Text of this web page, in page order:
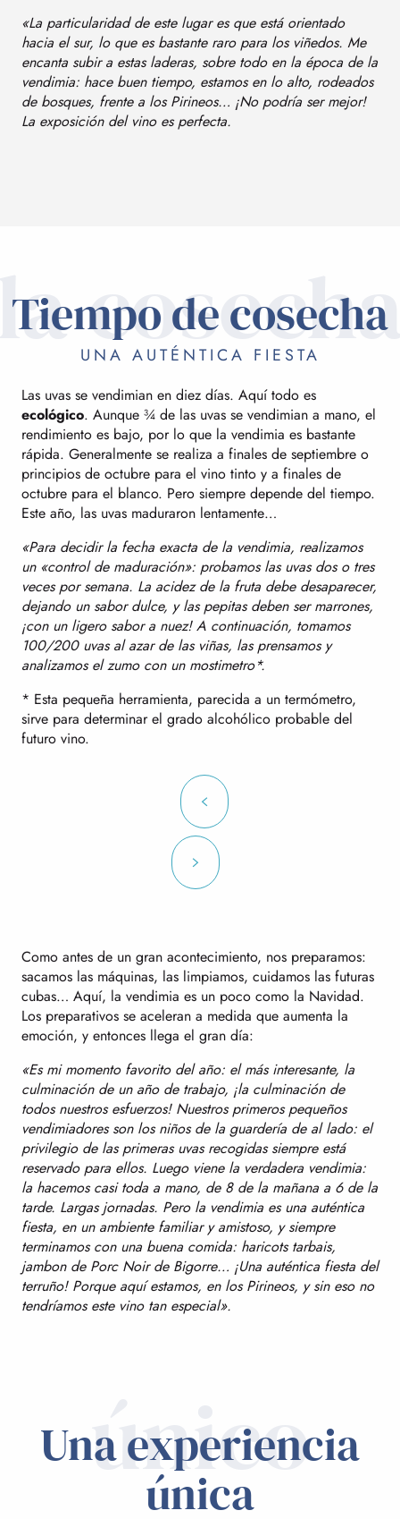
«La particularidad de este lugar es que está orientado
hacia el sur, lo que es bastante raro para los viñedos. Me
encanta subir a estas laderas, sobre todo en la época de la
vendimia: hace buen tiempo, estamos en lo alto, rodeados
de bosques, frente a los Pirineos… ¡No podría ser mejor!
La exposición del vino es perfecta.
Tiempo de cosecha
UNA AUTÉNTICA FIESTA
Las uvas se vendimian en diez días. Aquí todo es
ecológico. Aunque ¾ de las uvas se vendimian a mano, el
rendimiento es bajo, por lo que la vendimia es bastante
rápida. Generalmente se realiza a finales de septiembre o
principios de octubre para el vino tinto y a finales de
octubre para el blanco. Pero siempre depende del tiempo.
Este año, las uvas maduraron lentamente…
«Para decidir la fecha exacta de la vendimia, realizamos
un «control de maduración»: probamos las uvas dos o tres
veces por semana. La acidez de la fruta debe desaparecer,
dejando un sabor dulce, y las pepitas deben ser marrones,
¡con un ligero sabor a nuez! A continuación, tomamos
100/200 uvas al azar de las viñas, las prensamos y
analizamos el zumo con un mostimetro*.
* Esta pequeña herramienta, parecida a un termómetro,
sirve para determinar el grado alcohólico probable del
futuro vino.
Como antes de un gran acontecimiento, nos preparamos:
sacamos las máquinas, las limpiamos, cuidamos las futuras
cubas… Aquí, la vendimia es un poco como la Navidad.
Los preparativos se aceleran a medida que aumenta la
emoción, y entonces llega el gran día:
«Es mi momento favorito del año: el más interesante, la
culminación de un año de trabajo, ¡la culminación de
todos nuestros esfuerzos! Nuestros primeros pequeños
vendimiadores son los niños de la guardería de al lado: el
privilegio de las primeras uvas recogidas siempre está
reservado para ellos. Luego viene la verdadera vendimia:
la hacemos casi toda a mano, de 8 de la mañana a 6 de la
tarde. Largas jornadas. Pero la vendimia es una auténtica
fiesta, en un ambiente familiar y amistoso, y siempre
terminamos con una buena comida: haricots tarbais,
jambon de Porc Noir de Bigorre… ¡Una auténtica fiesta del
terruño! Porque aquí estamos, en los Pirineos, y sin eso no
tendríamos este vino tan especial».
único
Una experiencia
única